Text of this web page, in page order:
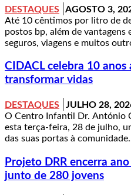
DESTAQUES
AGOSTO 3,
Até 10 cêntimos por litro de
postos bp, além de vantagens
seguros, viagens e muitos
CIDACL celebra 10 anos
transformar vidas
DESTAQUES
JULHO 28,
O Centro Infantil Dr. António
esta terça-feira, 28 de julho,
das suas portas à
Projeto DRR encerra
junto de 280 jovens